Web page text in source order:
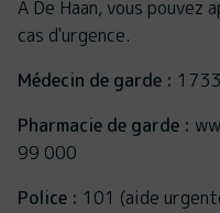
À De Haan, vous pouvez
cas d'urgence.
Médecin de garde : 1733
Pharmacie de garde :
99 000
Police : 101 (aide